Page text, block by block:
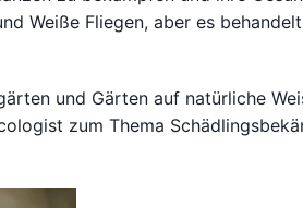
Weiße Fliegen, aber es
und Gärten auf natürliche
zum Thema